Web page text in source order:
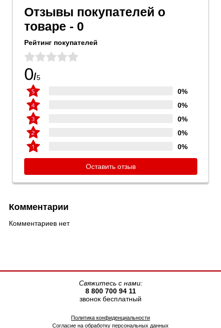
Отзывы покупателей о
товаре - 0
Рейтинг покупателей
0/5
0%
0%
0%
0%
0%
Оставить отзыв
Комментарии
Комментариев нет
Политика конфиденциальности
Согласие на обработку персональных данных
Свяжитесь с нами:
8 800 700 94 11
звонок бесплатный